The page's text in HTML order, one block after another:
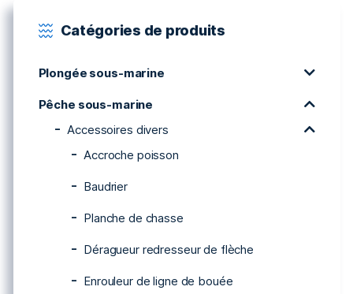
Catégories de produits
Plongée sous-marine
Pêche sous-marine
Accessoires divers
Accroche poisson
Baudrier
Planche de chasse
Déragueur redresseur de flèche
Enrouleur de ligne de bouée